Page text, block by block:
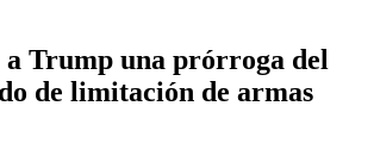
Trump una prórroga del
de limitación de armas